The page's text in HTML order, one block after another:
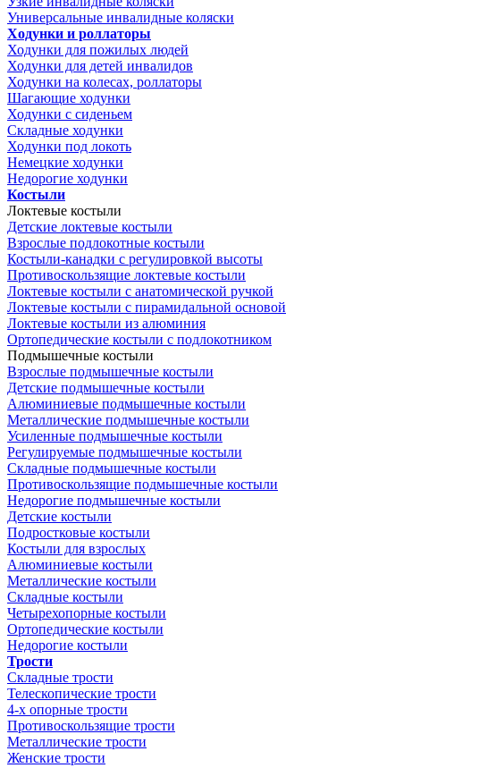
Универсальные инвалидные коляски
Ходунки и роллаторы
Ходунки для пожилых людей
Ходунки для детей инвалидов
Ходунки на колесах, роллаторы
Шагающие ходунки
Ходунки с сиденьем
Складные ходунки
Ходунки под локоть
Немецкие ходунки
Недорогие ходунки
Костыли
Локтевые костыли
Детские локтевые костыли
Взрослые подлокотные костыли
Костыли-канадки с регулировкой высоты
Противоскользящие локтевые костыли
Локтевые костыли с анатомической ручкой
Локтевые костыли с пирамидальной основой
Локтевые костыли из алюминия
Ортопедические костыли с подлокотником
Подмышечные костыли
Взрослые подмышечные костыли
Детские подмышечные костыли
Алюминиевые подмышечные костыли
Металлические подмышечные костыли
Усиленные подмышечные костыли
Регулируемые подмышечные костыли
Складные подмышечные костыли
Противоскользящие подмышечные костыли
Недорогие подмышечные костыли
Детские костыли
Подростковые костыли
Костыли для взрослых
Алюминиевые костыли
Металлические костыли
Складные костыли
Четырехопорные костыли
Ортопедические костыли
Недорогие костыли
Трости
Складные трости
Телескопические трости
4-х опорные трости
Противоскользящие трости
Металлические трости
Женские трости